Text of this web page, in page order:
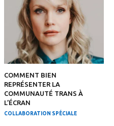
COMMENT BIEN
REPRÉSENTER LA
COMMUNAUTÉ TRANS À
L’ÉCRAN
COLLABORATION SPÉCIALE